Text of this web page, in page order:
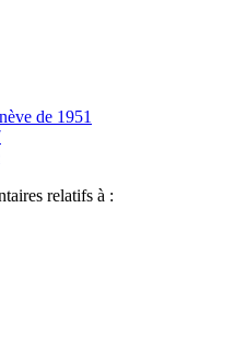
de 1951
relatifs à :